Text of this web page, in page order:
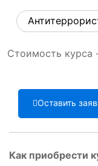
Стоимость курса
Оставить
Как приобрести